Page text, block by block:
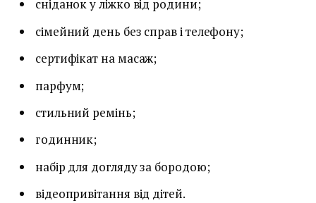
сніданок у ліжко від родини;
сімейний день без справ і телефону;
сертифікат на масаж;
парфум;
стильний ремінь;
годинник;
набір для догляду за бородою;
відеопривітання від дітей.